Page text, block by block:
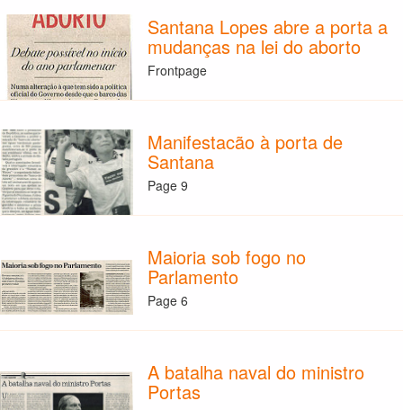
Santana Lopes abre a porta a
mudanças na lei do aborto
Frontpage
Manifestacão à porta de
Santana
Page 9
Maioria sob fogo no
Parlamento
Page 6
A batalha naval do ministro
Portas